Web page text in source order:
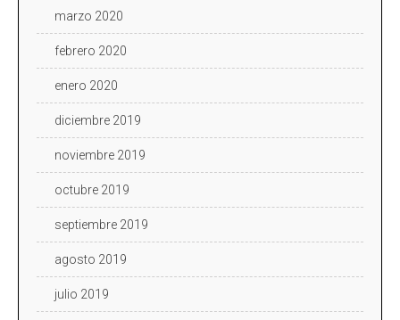
marzo 2020
febrero 2020
enero 2020
diciembre 2019
noviembre 2019
octubre 2019
septiembre 2019
agosto 2019
julio 2019